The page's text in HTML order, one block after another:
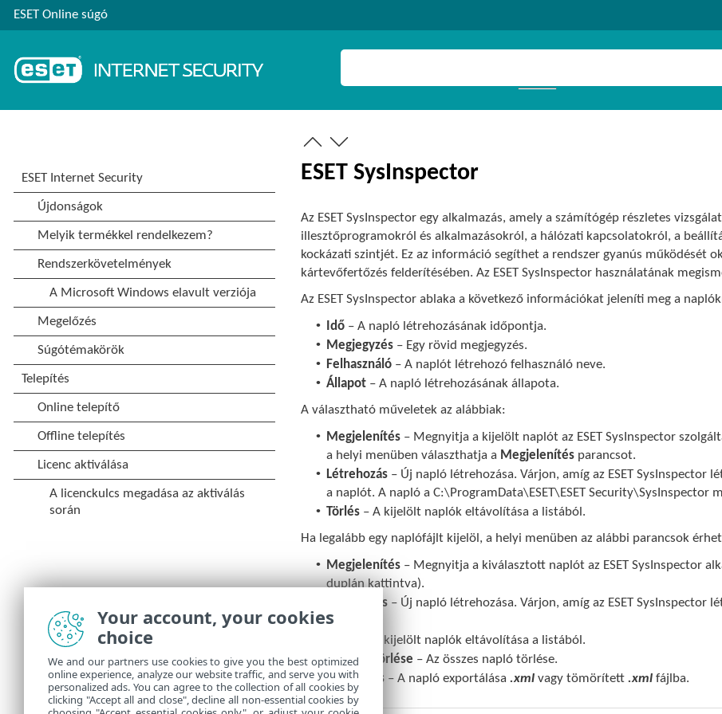
ESET Online súgó
ESET SysInspector
Az ESET SysInspector egy alkalmazás, amely a számítógép részletes
illesztőprogramokról és alkalmazásokról, a hálózati kapcsolatokról, a
kockázati szintjét. Ez az információ segíthet a rendszer gyanús működését
kártevőfertőzés felderítésében. Az ESET SysInspector használatának
Az ESET SysInspector ablaka a következő információkat jeleníti meg a
• Idő – A napló létrehozásának időpontja.
• Megjegyzés – Egy rövid megjegyzés.
• Felhasználó – A naplót létrehozó felhasználó neve.
• Állapot – A napló létrehozásának állapota.
A választható műveletek az alábbiak:
• Megjelenítés – Megnyitja a kijelölt naplót az ESET SysInspector
a helyi menüben választhatja a Megjelenítés parancsot.
• Létrehozás – Új napló létrehozása. Várjon, amíg az ESET SysInspector
a naplót. A napló a C:\ProgramData\ESET\ESET Security\SysInspector
• Törlés – A kijelölt naplók eltávolítása a listából.
Ha legalább egy naplófájlt kijelöl, a helyi menüben az alábbi parancsok
• Megjelenítés – Megnyitja a kiválasztott naplót az ESET SysInspector
duplán kattintva).
Létrehozás – Új napló létrehozása. Várjon, amíg az ESET SysInspector
a naplót.
– A kijelölt naplók eltávolítása a listából.
• Minden törlése – Az összes napló törlése.
• Exportálás – A napló exportálása.xml vagy tömörített.xml fájlba.
Your account, your cookies
choice
We and our partners use cookies to give you the best optimized
online experience, analyze our website traffic, and serve you with
personalized ads. You can agree to the collection of all cookies by
clicking "Accept all and close", decline all non-essential cookies by